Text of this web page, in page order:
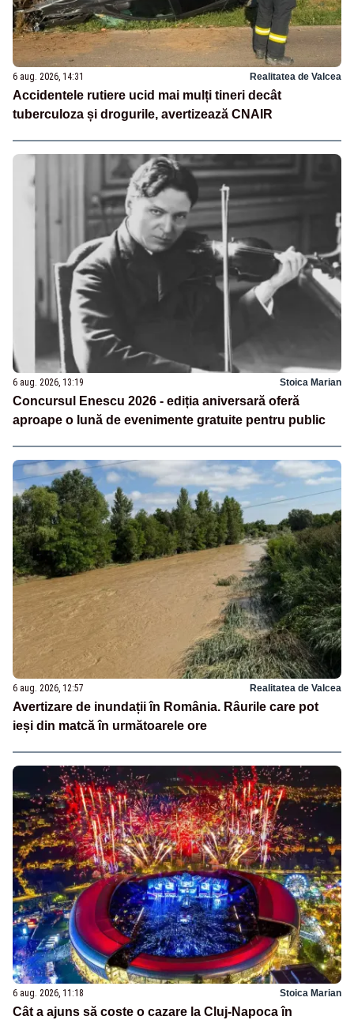
6 aug. 2026, 14:31 Realitatea de Valcea
Accidentele rutiere ucid mai mulți tineri decât
tuberculoza și drogurile, avertizează CNAIR
6 aug. 2026, 13:19 Stoica Marian
Concursul Enescu 2026 - ediția aniversară oferă
aproape o lună de evenimente gratuite pentru public
6 aug. 2026, 12:57 Realitatea de Valcea
Avertizare de inundații în România. Râurile care pot
ieși din matcă în următoarele ore
6 aug. 2026, 11:18 Stoica Marian
Cât a ajuns să coste o cazare la Cluj-Napoca în